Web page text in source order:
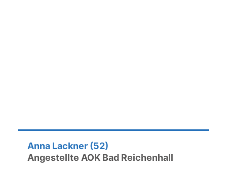
Anna Lackner (52)
Angestellte AOK Bad Reichenhall